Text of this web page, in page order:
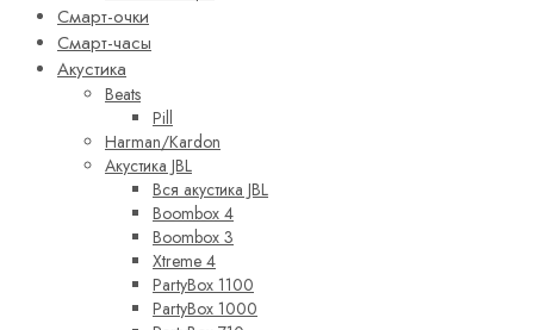
Смарт-очки
Смарт-часы
Акустика
Beats
Pill
Harman/Kardon
Акустика JBL
Вся акустика JBL
Boombox 4
Boombox 3
Xtreme 4
PartyBox 1100
PartyBox 1000